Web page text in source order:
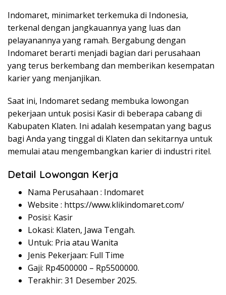
Indomaret, minimarket terkemuka di Indonesia,
terkenal dengan jangkauannya yang luas dan
pelayanannya yang ramah. Bergabung dengan
Indomaret berarti menjadi bagian dari perusahaan
yang terus berkembang dan memberikan kesempatan
karier yang menjanjikan.
Saat ini, Indomaret sedang membuka lowongan
pekerjaan untuk posisi Kasir di beberapa cabang di
Kabupaten Klaten. Ini adalah kesempatan yang bagus
bagi Anda yang tinggal di Klaten dan sekitarnya untuk
memulai atau mengembangkan karier di industri ritel.
Detail Lowongan Kerja
Nama Perusahaan : Indomaret
Website : https://www.klikindomaret.com/
Posisi: Kasir
Lokasi: Klaten, Jawa Tengah.
Untuk: Pria atau Wanita
Jenis Pekerjaan: Full Time
Gaji: Rp4500000 – Rp5500000.
Terakhir: 31 Desember 2025.